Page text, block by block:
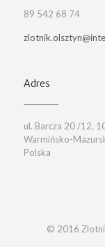
89 542 68 74
Adres
ul. Barcza 20 /12,
Warmińsko-
Polska
© 2016